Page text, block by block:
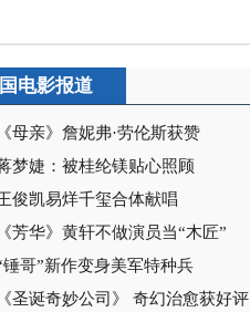
电影报道
《母亲》詹妮弗·劳伦斯获赞
梦婕：被桂纶镁贴心照顾
俊凯易烊千玺合体献唱
《芳华》黄轩不做演员当“木匠”
锤哥”新作变身美军特种兵
《圣诞奇妙公司》 奇幻治愈获好评